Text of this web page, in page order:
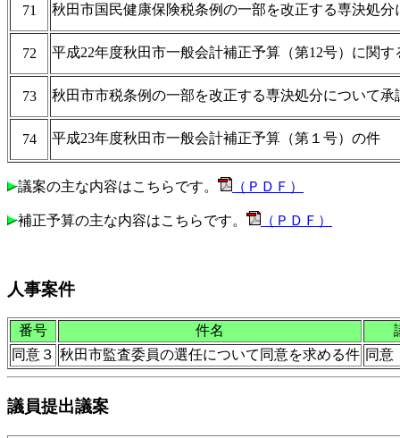
71 秋田市国民健康保険税条例の一部を改正する専決処
72 平成22年度秋田市一般会計補正予算（第12号）に関
73 秋田市市税条例の一部を改正する専決処分について承
74 平成23年度秋田市一般会計補正予算（第１号）の件
議案の主な内容はこちらです。 （ＰＤＦ）
補正予算の主な内容はこちらです。 （ＰＤＦ）
人事案件
番号 件名
同意３ 秋田市監査委員の選任について同意を求める件 同意
議員提出議案